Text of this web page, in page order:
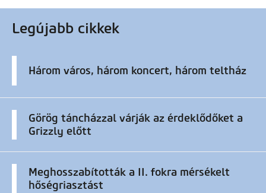
Legújabb cikkek
Három város, három koncert, három teltház
Görög táncházzal várják az érdeklődőket a
Grizzly előtt
Meghosszabították a II. fokra mérsékelt
hőségriasztást